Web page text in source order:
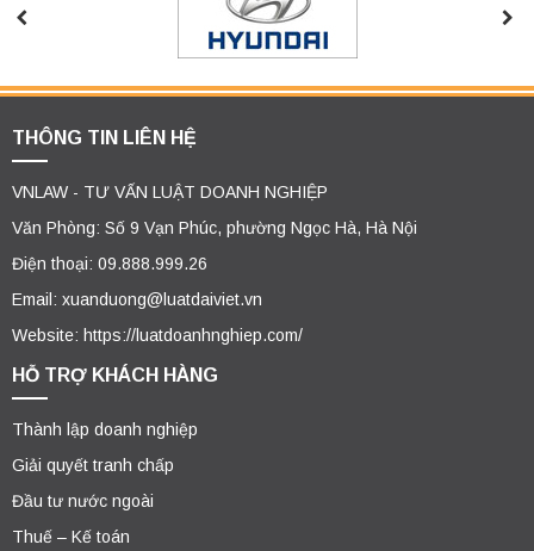
THÔNG TIN LIÊN HỆ
VNLAW - TƯ VẤN LUẬT DOANH NGHIỆP
Văn Phòng: Số 9 Vạn Phúc, phường Ngọc Hà, Hà Nội
Điện thoại: 09.888.999.26
Email: xuanduong@luatdaiviet.vn
Website: https://luatdoanhnghiep.com/
HỖ TRỢ KHÁCH HÀNG
Thành lập doanh nghiệp
Giải quyết tranh chấp
Đầu tư nước ngoài
Thuế – Kế toán